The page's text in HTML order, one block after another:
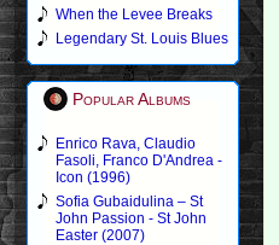
When the Levee Breaks
Legendary St. Louis Blues
Popular Albums
Enrico Rava, Claudio
Fasoli, Franco D'Andrea -
Icon (1996)
Sofia Gubaidulina – St
John Passion - St John
Easter (2007)